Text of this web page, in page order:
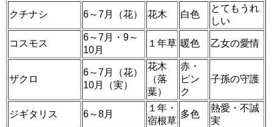
クチナシ 6～7月（花） 花木 白色
とてもうれ
しい
コスモス
6～7月・9～
10月
１年草 暖色 乙女の愛情
ザクロ
6～7月（花）
10月（実）
花木
（落
葉）
赤・
ピン
ク
子孫の守護
ジギタリス 6～8月
１年・
宿根草
多色
熱愛・不誠
実